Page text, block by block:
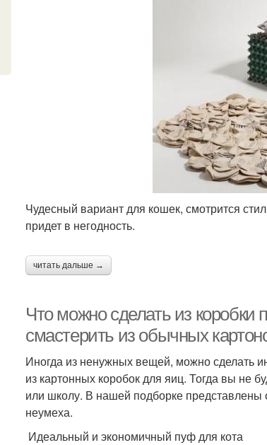
Чудесный вариант для кошек, смотрится
придет в негодность.
читать дальше →
Что можно сделать из
смастерить из обычных
Иногда из ненужных вещей, можно сделать
из картонных коробок для яиц. Тогда вы не
или школу. В нашей подборке
неумеха.
Идеальный и экономичный пуф для кота